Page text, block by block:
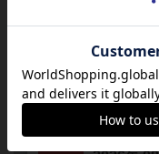
私たちは、ゲーム
研究所（旧：Do It
#ボードゲーム
#デ
#事前申込制